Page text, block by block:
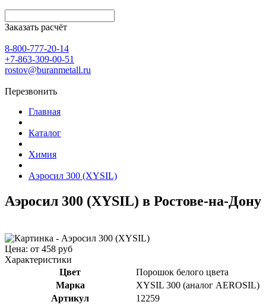
Заказать расчёт
8-800-777-20-14
+7-863-309-00-51
rostov@buranmetall.ru
Перезвонить
Главная
Каталог
Химия
Аэросил 300 (XYSIL)
Аэросил 300 (XYSIL) в Ростове-на-Дону
Цена: от 458 руб
Характеристики
Цвет
Порошок белого цвета
Марка
XYSIL 300 (аналог AEROSIL)
Артикул
12259